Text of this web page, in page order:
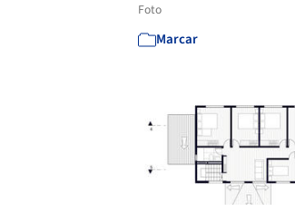
Foto
Marcar